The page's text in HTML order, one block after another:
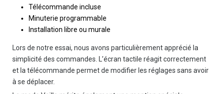
Télécommande incluse
Minuterie programmable
Installation libre ou murale
Lors de notre essai, nous avons particulièrement apprécié la
simplicité des commandes. L’écran tactile réagit correctement
et la télécommande permet de modifier les réglages sans avoir
à se déplacer.